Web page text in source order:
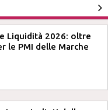
Liquidità 2026: oltre
le PMI delle Marche